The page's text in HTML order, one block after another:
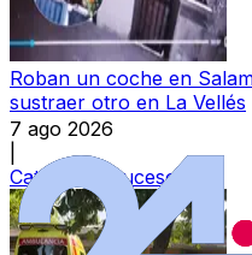
Roban un coche en
sustraer otro en La Vellés
7 ago 2026
Categoría:
Sucesos